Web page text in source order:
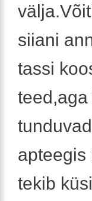
siiani
tassi
apteegis
tekib